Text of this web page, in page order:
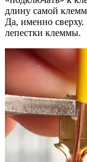
длину самой
Да, именно
лепестки клеммы.